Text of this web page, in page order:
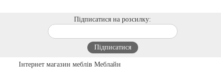
Підписатися на розсилку:
Інтернет магазин меблів Меблайн